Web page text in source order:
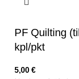
PF Quilting
kpl/pkt
5,00 €